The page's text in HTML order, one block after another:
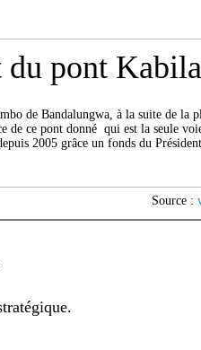
du pont Kabila
de Bandalungwa, à la suite de la
de ce pont donné qui est la seule
2005 grâce un fonds du
Source :